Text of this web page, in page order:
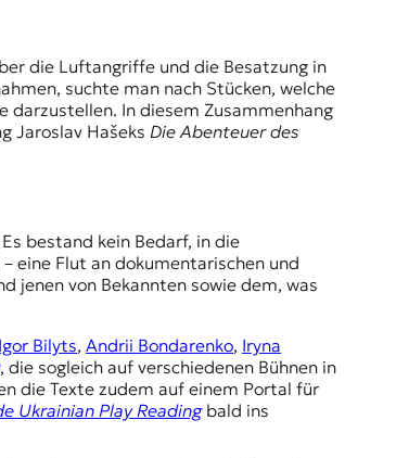
suchte man nach Stücken, welche
darzustellen. In diesem Zusammenhang
Jaroslav Hašeks Die Abenteuer des
bestand kein Bedarf, in die
eine Flut an dokumentarischen und
jenen von Bekannten sowie dem, was
Igor Bilyts, Andrii Bondarenko, Iryna
, die sogleich auf verschiedenen Bühnen in
die Texte zudem auf einem Portal für
Ukrainian Play Readingbald ins